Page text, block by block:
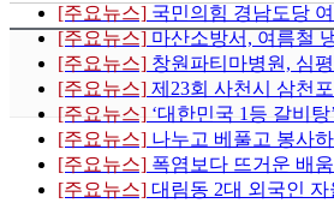
[주요뉴스] 국민의힘 경남도당
[주요뉴스] 마산소방서, 여름철
[주요뉴스] 창원파티마병원, 심
[주요뉴스] 제23회 사천시 삼천
[주요뉴스] ‘대한민국 1등 갈비
[주요뉴스] 나누고 베풀고 봉사
[주요뉴스] 폭염보다 뜨거운 배
[주요뉴스] 대림동 2대 외국인